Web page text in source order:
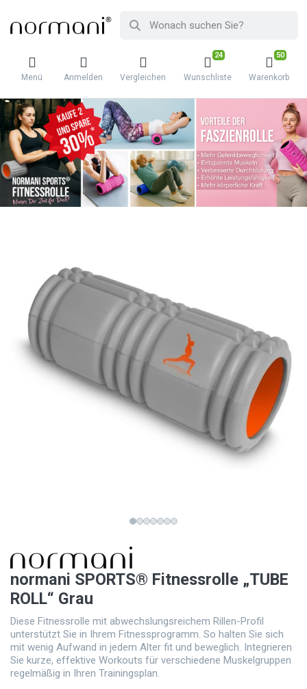
Menü Anmelden Vergleichen
24
Wunschliste
50
Warenkorb
normani SPORTS® Fitnessrolle „TUBE
ROLL“ Grau
Diese Fitnessrolle mit abwechslungsreichem Rillen-Profil
unterstützt Sie in Ihrem Fitnessprogramm. So halten Sie sich
mit wenig Aufwand in jedem Alter fit und beweglich. Integrieren
Sie kurze, effektive Workouts für verschiedene Muskelgruppen
regelmäßig in Ihren Trainingsplan.